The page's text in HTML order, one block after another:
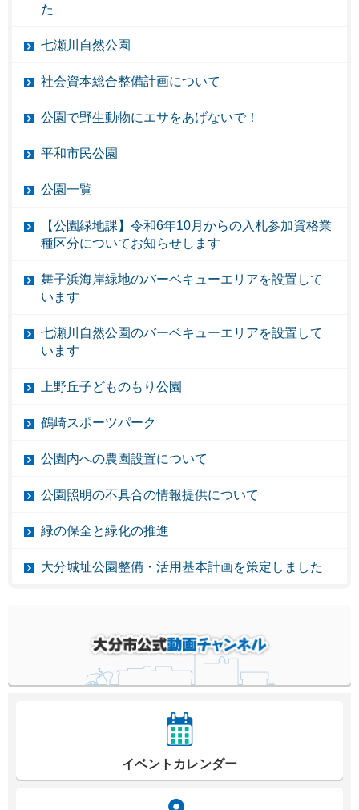
た
七瀬川自然公園
社会資本総合整備計画について
公園で野生動物にエサをあげないで！
平和市民公園
公園一覧
【公園緑地課】令和6年10月からの入札参加資格業
種区分についてお知らせします
舞子浜海岸緑地のバーベキューエリアを設置して
います
七瀬川自然公園のバーベキューエリアを設置して
います
上野丘子どものもり公園
鶴崎スポーツパーク
公園内への農園設置について
公園照明の不具合の情報提供について
緑の保全と緑化の推進
大分城址公園整備・活用基本計画を策定しました
イベントカレンダー